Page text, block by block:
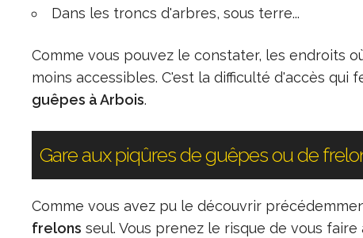
Dans les troncs d'arbres, sous terre...
Comme vous pouvez le constater, les endroits
moins accessibles. C'est la difficulté d'accès
guêpes à Arbois.
Gare aux piqûres de guêpes ou de
Comme vous avez pu le découvrir
frelons seul. Vous prenez le risque de vous